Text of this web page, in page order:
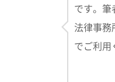
です。
法律事務
でご利用